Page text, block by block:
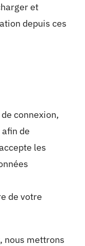
et
depuis ces
connexion,
de
les
de votre
nous mettrons